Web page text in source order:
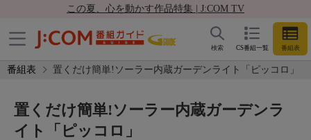
この夏、心を動かす作品特集 | J:COM TV
CS番組一覧 番組表
検索
番組表 置くだけ簡単!ソーラー内蔵ガーデンライト「ピッコロ」
置くだけ簡単!ソーラー内蔵ガーデンラ
イト「ピッコロ」